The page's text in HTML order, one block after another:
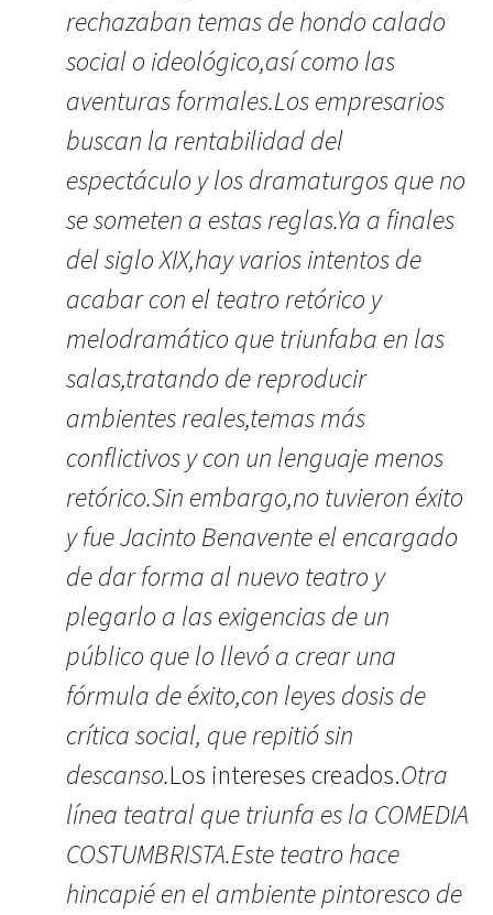
rechazaban temas de hondo calado
social o ideológico,así como las
aventuras formales.Los empresarios
buscan la rentabilidad del
espectáculo y los dramaturgos que no
se someten a estas reglas.Ya a finales
del siglo XIX,hay varios intentos de
acabar con el teatro retórico y
melodramático que triunfaba en las
salas,tratando de reproducir
ambientes reales,temas más
conflictivos y con un lenguaje menos
retórico.Sin embargo,no tuvieron éxito
y fue Jacinto Benavente el encargado
de dar forma al nuevo teatro y
plegarlo a las exigencias de un
público que lo llevó a crear una
fórmula de éxito,con leyes dosis de
crítica social, que repitió sin
descanso.Los intereses creados.Otra
línea teatral que triunfa es la COMEDIA
COSTUMBRISTA.Este teatro hace
hincapié en el ambiente pintoresco de